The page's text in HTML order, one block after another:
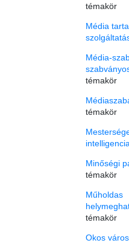
témakör
Média
Média-
témakör
témakör
intelligencia
Minőségi
témakör
Műholdas
témakör
Okos város